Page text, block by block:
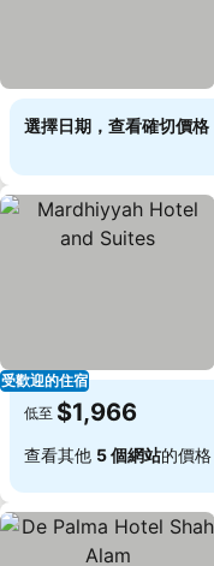
選擇日期，查看確切價格
受歡迎的住宿
低至 $1,966
查看其他 5 個網站的價格